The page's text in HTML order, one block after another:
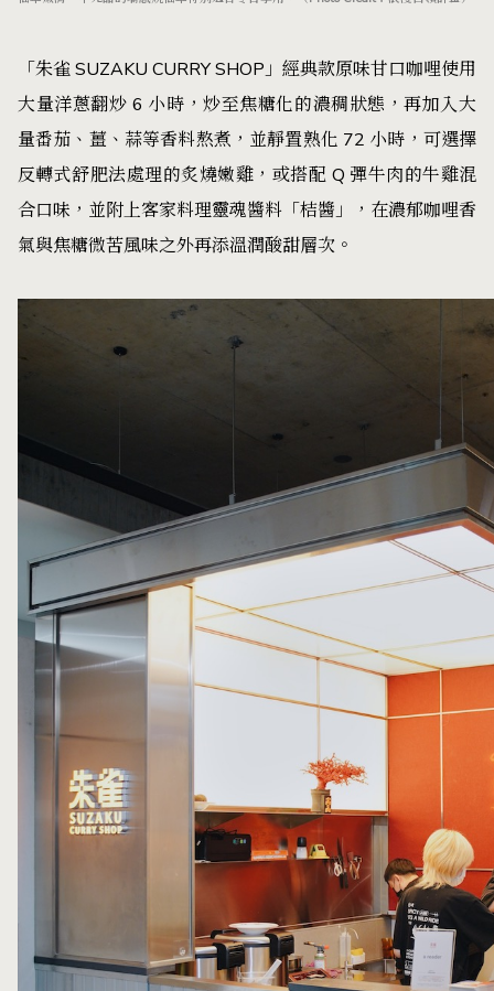
「朱雀 SUZAKU CURRY SHOP」經典款原味甘口咖哩使用
大量洋蔥翻炒 6 小時，炒至焦糖化的濃稠狀態，再加入大
量番茄、薑、蒜等香料熬煮，並靜置熟化 72 小時，可選擇
反轉式舒肥法處理的炙燒嫩雞，或搭配 Q 彈牛肉的牛雞混
合口味，並附上客家料理靈魂醬料「桔醬」，在濃郁咖哩香
氣與焦糖微苦風味之外再添溫潤酸甜層次。